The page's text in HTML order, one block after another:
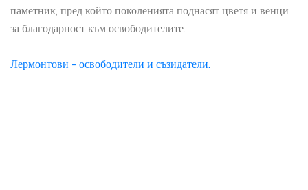
паметник, пред който поколенията поднасят цветя и венци
за благодарност към освободителите.
Лермонтови - освободители и съзидатели.